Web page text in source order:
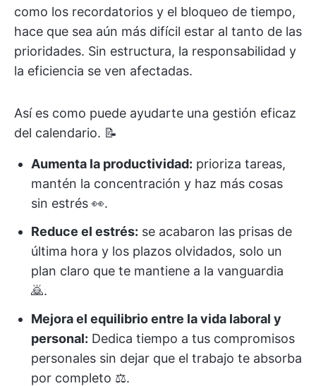
como los recordatorios y el bloqueo de tiempo,
hace que sea aún más difícil estar al tanto de las
prioridades. Sin estructura, la responsabilidad y
la eficiencia se ven afectadas.
Así es como puede ayudarte una gestión eficaz
del calendario. 📝
Aumenta la productividad: prioriza tareas,
mantén la concentración y haz más cosas
sin estrés 👀.
Reduce el estrés: se acabaron las prisas de
última hora y los plazos olvidados, solo un
plan claro que te mantiene a la vanguardia
🙇.
Mejora el equilibrio entre la vida laboral y
personal: Dedica tiempo a tus compromisos
personales sin dejar que el trabajo te absorba
por completo ⚖️.